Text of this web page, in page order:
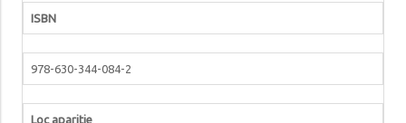
ISBN
978-630-344-084-2
Loc aparitie